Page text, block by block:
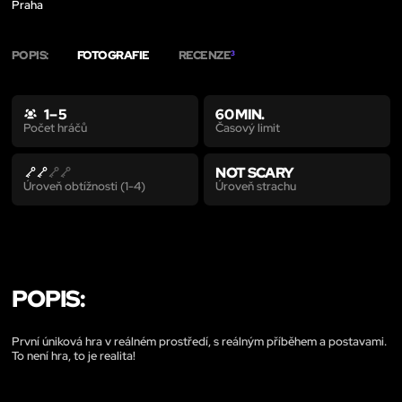
Praha
POPIS: FOTOGRAFIE RECENZE3
1 – 5
Počet hráčů
60 MIN.
Časový limit
Úroveň obtížnosti (1-4)
NOT SCARY
Úroveň strachu
POPIS:
První úniková hra v reálném prostředí, s reálným příběhem a postavami.
To není hra, to je realita!